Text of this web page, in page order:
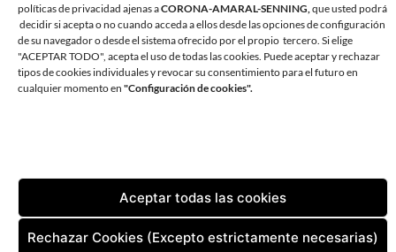
políticas de privacidad ajenas aCORONA-AMARAL-SENNING,que usted podrá
decidir si acepta o no cuando acceda a ellos desde las opciones de configuración
de su navegador o desde el sistema ofrecido por el propio tercero. Si elige
"ACEPTAR TODO", acepta el uso de todas las cookies. Puede aceptar y rechazar
tipos de cookies individuales y revocar su consentimiento para el futuro en
cualquier momento en "Configuración de cookies".
Aceptar todas las cookies
Rechazar Cookies (Excepto estrictamente necesarias)
CORONA AMARAL SENNING ARQUITECTURA
CONTACTO AVISO LEGAL
POLÍTICA DE PRIVACIDAD
POLÍTICA DE COOKIES (UE)